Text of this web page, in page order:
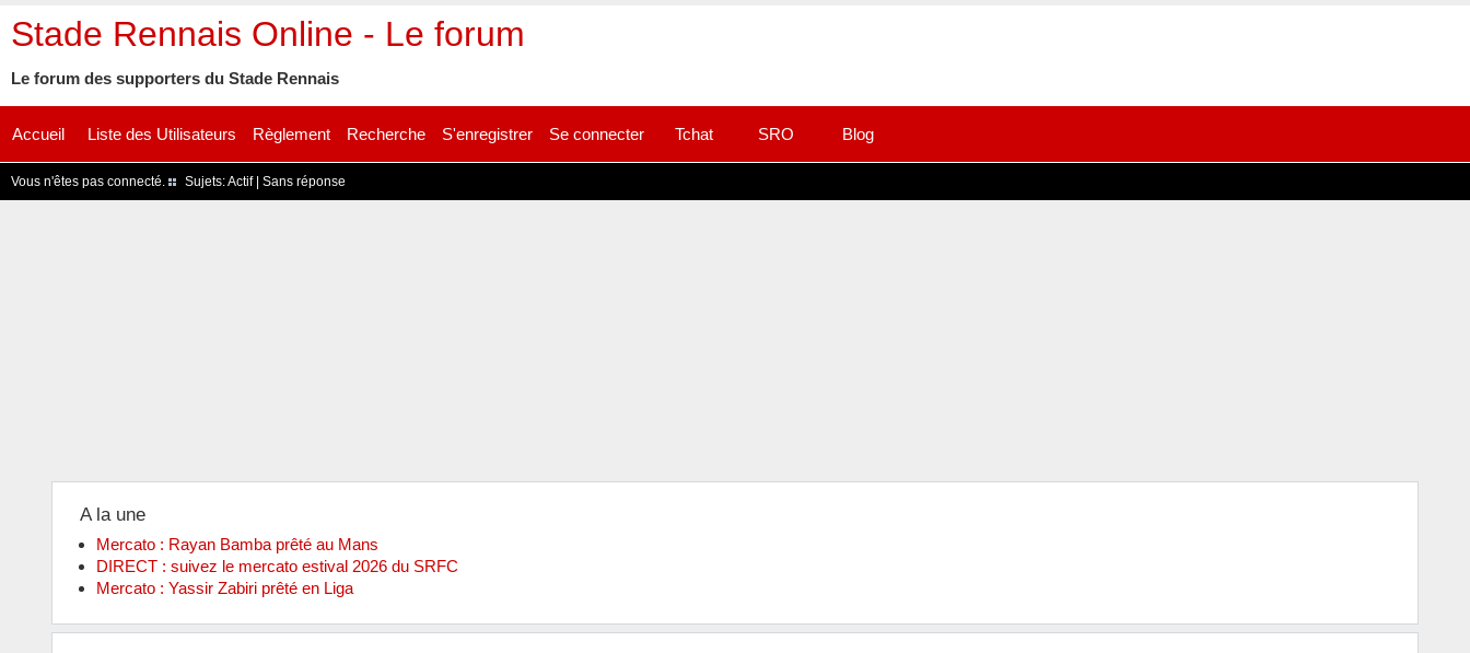
Stade Rennais Online - Le forum
Le forum des supporters du Stade Rennais
Accueil Liste des Utilisateurs Règlement Recherche S'enregistrer Se connecter Tchat SRO Blog
Vous n'êtes pas connecté. Sujets:Actif| Sans réponse
A la une
Mercato : Rayan Bamba prêté au Mans
DIRECT : suivez le mercato estival 2026 du SRFC
Mercato : Yassir Zabiri prêté en Liga